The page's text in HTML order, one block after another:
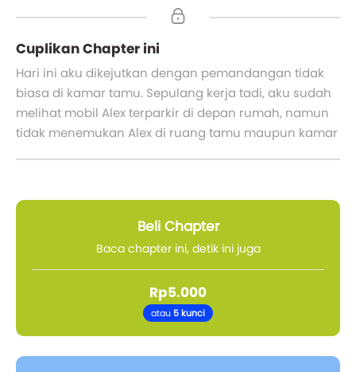
Cuplikan Chapter ini
Hari ini aku dikejutkan dengan pemandangan tidak
biasa di kamar tamu. Sepulang kerja tadi, aku sudah
melihat mobil Alex terparkir di depan rumah, namun
tidak menemukan Alex di ruang tamu maupun kamar
Beli Chapter
Baca chapter ini, detik ini juga
Rp5.000
atau 5 kunci